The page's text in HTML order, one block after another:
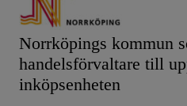
Norrköpings kommun
handelsförvaltare till
inköpsenheten